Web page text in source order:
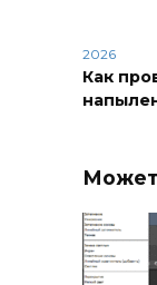
2026
Как
Может